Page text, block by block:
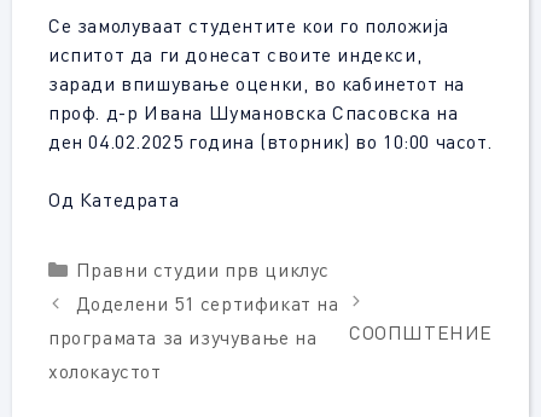
Се замолуваат студентите кои го положија
испитот да ги донесат своите индекси,
заради впишување оценки, во кабинетот на
проф. д-р Ивана Шумановска Спасовска на
ден 04.02.2025 година (вторник) во 10:00 часот.
Од Катедрата
Categories
Правни студии прв циклус
Доделени 51 сертификат на
програмата за изучување на
холокаустот
СООПШТЕНИЕ